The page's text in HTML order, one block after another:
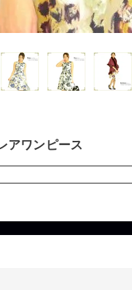
アワンピース